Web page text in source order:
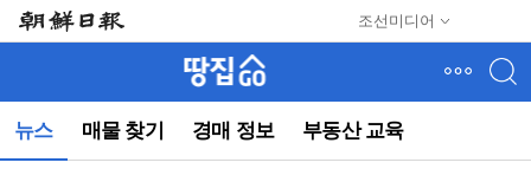
조선미디어
뉴스 매물 찾기 경매 정보 부동산 교육
뉴
(컨